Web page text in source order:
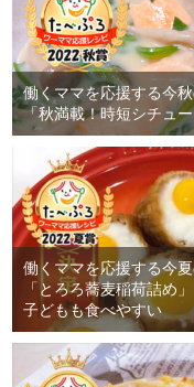
働くママを応援する今
「秋満載！時短シチュ
働くママを応援する今
「とろろ蕎麦稲荷詰め
子どもも食べやすい